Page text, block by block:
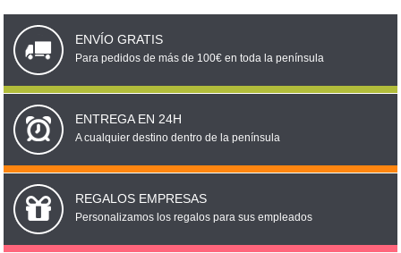
ENVÍO GRATIS
Para pedidos de más de 100€ en toda la península
ENTREGA EN 24H
A cualquier destino dentro de la península
REGALOS EMPRESAS
Personalizamos los regalos para sus empleados